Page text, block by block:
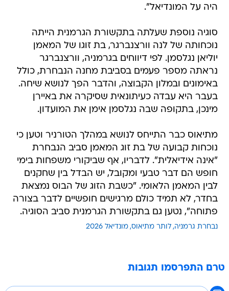
היה על המונדיאל".
סוגיה נוספת שעלתה בתקשורת הגרמנית הייתה
נוכחותה של לנה וורצנברגר, בת זוגו של המאמן
יוליאן נגלסמן. לפי דיווחים בגרמניה, וורצנברגר
נראתה מספר פעמים בסביבת מחנה הנבחרת, כולל
באימונים ובמלון הקבוצה, והדבר הפך לנושא שיחה.
בעבר היא עבדה כעיתונאית שסיקרה את באיירן
מינכן, בתקופה שבה נגלסמן אימן את המועדון.
מתיאוס כבר התייחס לנושא במהלך הטורניר וטען כי
נוכחות קבועה של בת זוג המאמן סביב הנבחרת
"אינה אידיאלית". לדבריו, אף שביקורי משפחות בימי
חופש הם דבר טבעי ומקובל, יש הבדל בין שחקנים
לבין המאמן הלאומי. "כשבת הזוג של הבוס נמצאת
בחדר, לא תמיד כולם מרגישים חופשיים לדבר בצורה
פתוחה", נטען גם בתקשורת הגרמנית סביב הסוגיה.
נבחרת גרמניה לותר מתיאוס מונדיאל 2026
טרם התפרסמו תגובות